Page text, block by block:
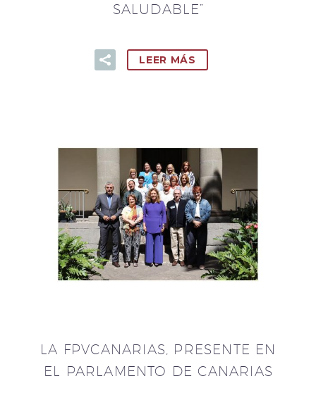
SALUDABLE”
LEER MÁS
LA FPVCANARIAS, PRESENTE EN
EL PARLAMENTO DE CANARIAS